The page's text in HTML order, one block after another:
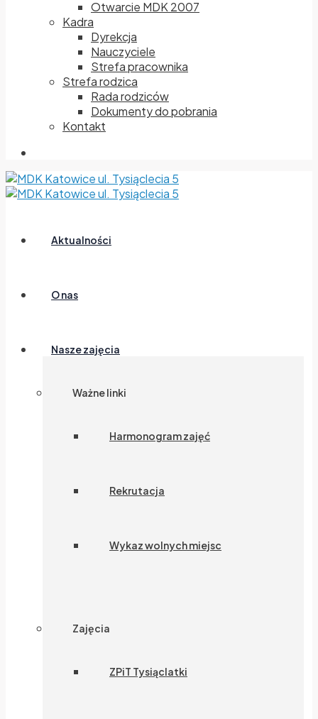
Otwarcie MDK 2007
Kadra
Dyrekcja
Nauczyciele
Strefa pracownika
Strefa rodzica
Rada rodziców
Dokumenty do pobrania
Kontakt
Aktualności
O nas
Nasze zajęcia
Ważne linki
Harmonogram zajęć
Rekrutacja
Wykaz wolnych miejsc
Zajęcia
ZPiT Tysiąclatki